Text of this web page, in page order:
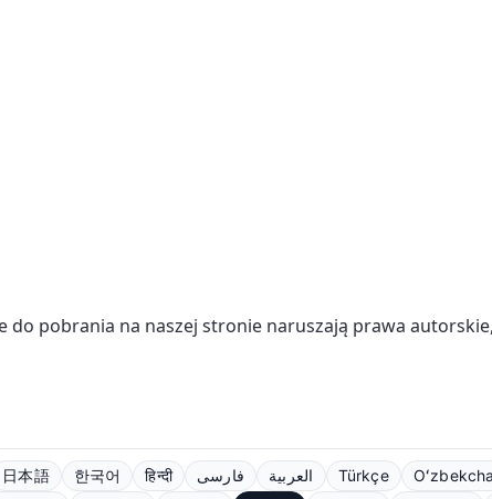
do pobrania na naszej stronie naruszają prawa
日本語 한국어 हिन्दी فارسی العربية Türkçe Oʻzbekcha